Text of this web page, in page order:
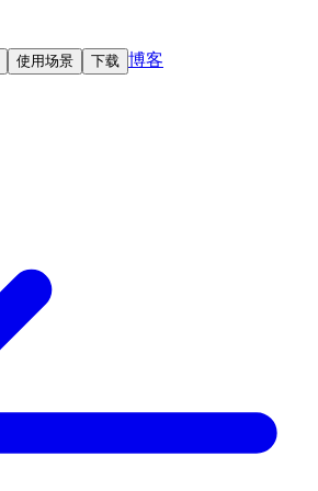
使用场景 下载 博客